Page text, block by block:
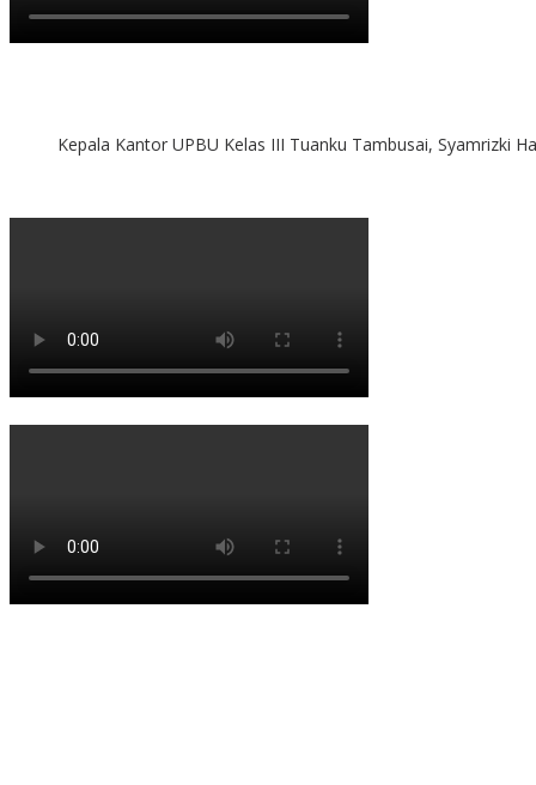
Kepala Kantor UPBU Kelas III Tuanku Tambusai, Syamrizki